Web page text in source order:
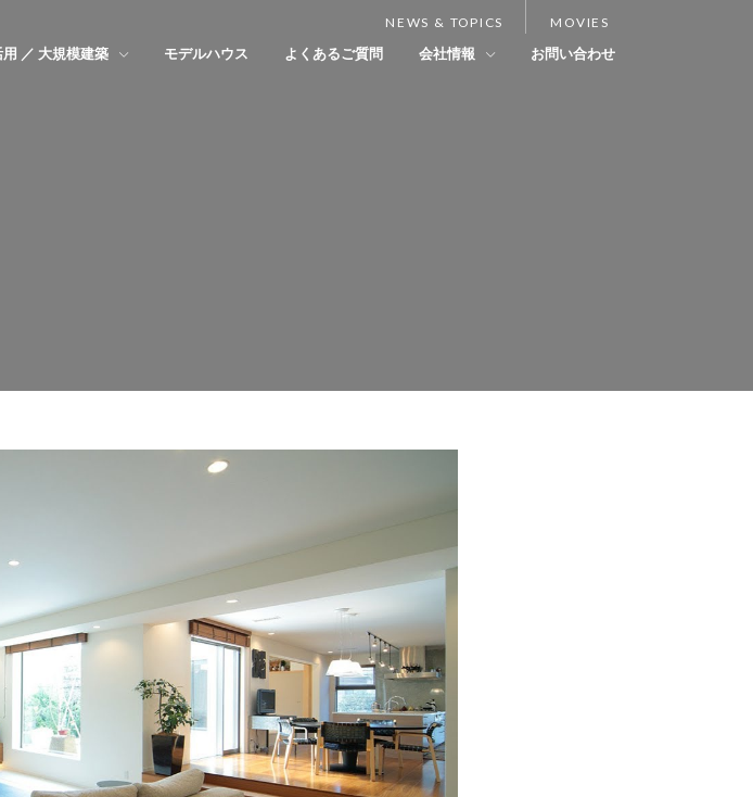
NEWS & TOPICS MOVIES
／ 大規模建築 モデルハウス よくあるご質問 会社情報 お問い合わせ